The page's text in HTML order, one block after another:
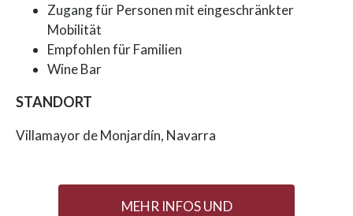
Zugang für Personen mit eingeschränkter
Mobilität
Empfohlen für Familien
Wine Bar
STANDORT
Villamayor de Monjardín, Navarra
MEHR INFOS UND